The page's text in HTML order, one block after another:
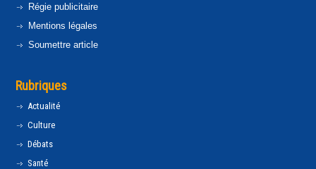
Régie publicitaire
Mentions légales
Soumettre article
Rubriques
Actualité
Culture
Débats
Santé